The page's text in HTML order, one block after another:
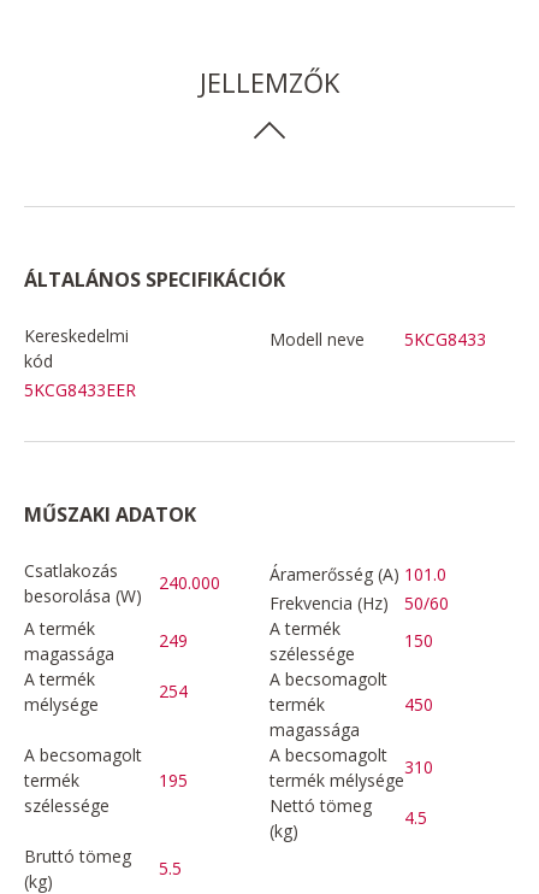
JELLEMZŐK
ÁLTALÁNOS SPECIFIKÁCIÓK
Kereskedelmi
kód
5KCG8433EER
Modell neve 5KCG8433
MŰSZAKI ADATOK
Csatlakozás
besorolása (W)
240.000 Áramerősség (A) 101.0
Frekvencia (Hz)
50/60
A termék
magassága
249
A termék
szélessége
150
A termék
mélysége
254
A becsomagolt
termék
magassága
450
A becsomagolt
termék
szélessége
195
A becsomagolt
termék mélysége
310
Nettó tömeg
(kg)
4.5
Bruttó tömeg
(kg)
5.5